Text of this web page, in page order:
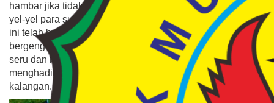
hambar jika tidak dibarengi dengan suara komentator atau
yel-yel para suporter pendukung. Kehadiran Lipeg tahun
ini telah berhasil membuat euforia laga pertandingan
bergengsi antar SMA/ SMK di Gunungkidul ini semakin
seru dan mencekam. Sepak bola memang selalu
menghadirkan tontonan yang amat menarik bagi semua
kalangan.